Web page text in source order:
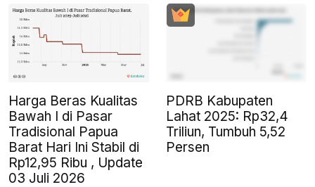
Harga Beras Kualitas
Bawah I di Pasar
Tradisional Papua
Barat Hari Ini Stabil di
Rp12,95 Ribu , Update
03 Juli 2026
PDRB Kabupaten
Lahat 2025: Rp32,4
Triliun, Tumbuh 5,52
Persen